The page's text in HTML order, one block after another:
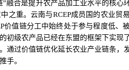
融合是提升农产品加工业水平的核心
之重。云南与RCEP成员国的农业贸
价值链分工中始终处于参与程度低、
初级农产品已经在东盟的框架下实现
通过价值链优化延长农业产业链条，
手。